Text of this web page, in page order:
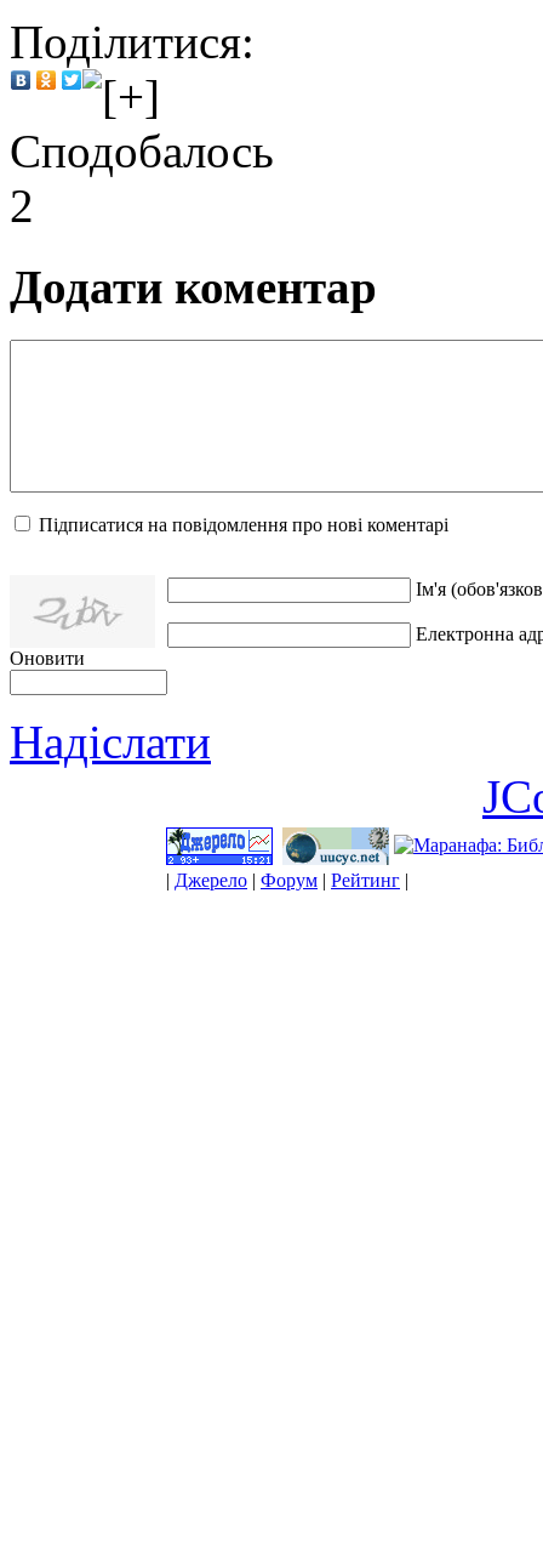
Поділитися:
Сподобалось
2
Додати коментар
Підписатися на повідомлення про нові коментарі
Оновити
Ім'я
Електронна
Надіслати
| Джерело | Форум | Рейтинг |